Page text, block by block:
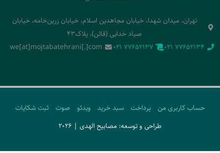
تهران، میدان شهدا، خیابان مجاهدین اسلام، خیابان زرین‌خامه، خیابان
صیاد خدایی (قائن)، پلاک43
‭021 77652134‬
‭021 77652137‬
we[at]mojtabatehrani[.]com
حساب کاربری من پرداخت سبد خرید ویدئو صوت
ثبت شکایات
طراحی و توسعه: مصابیح الهدی | 2026